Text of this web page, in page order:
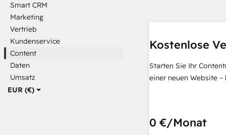
EUR (€)
Smart CRM
Marketing
Vertrieb
Kundenservice
Content
Daten
Umsatz
Kostenlose
Starten Sie Ihr
einer neuen Website –
0 €/Monat